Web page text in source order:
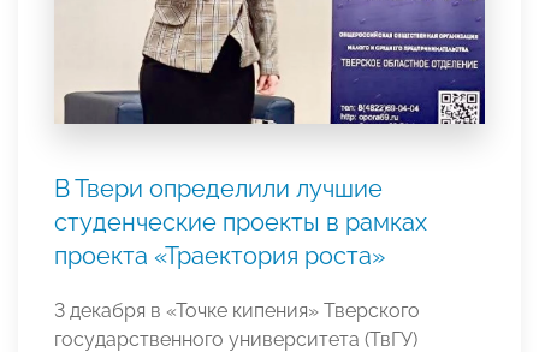
В Твери определили лучшие
студенческие проекты в рамках
проекта «Траектория роста»
3 декабря в «Точке кипения» Тверского
государственного университета (ТвГУ)